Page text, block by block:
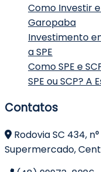
Como Investir
Garopaba
Investimento
a SPE
Como SPE e
SPE ou SCP?
Contatos
Rodovia SC 434,
Supermercado,